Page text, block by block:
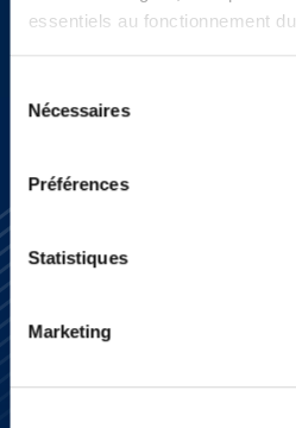
essentiels au fonctionnement
Nécessaires
Préférences
Statistiques
Marketing
Nous contacter